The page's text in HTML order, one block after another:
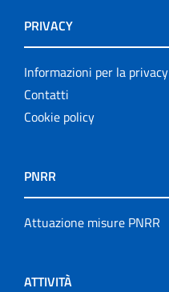
PRIVACY
Informazioni per la privacy
Contatti
Cookie policy
PNRR
Attuazione misure PNRR
ATTIVITÀ